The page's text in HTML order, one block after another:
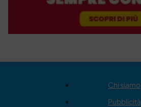
Chi siamo
Pubblicità